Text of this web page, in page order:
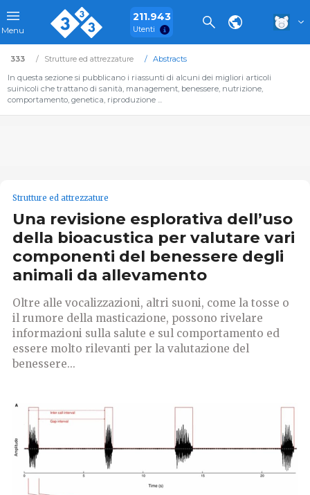
Menu
211.943
Utenti
333 Strutture ed attrezzature
Abstracts
In questa sezione si pubblicano i riassunti di alcuni dei migliori articoli
suinicoli che trattano di sanità, management, benessere, nutrizione,
comportamento, genetica, riproduzione ...
Strutture ed attrezzature
Una revisione esplorativa dell’uso
della bioacustica per valutare vari
componenti del benessere degli
animali da allevamento
Oltre alle vocalizzazioni, altri suoni, come la tosse o
il rumore della masticazione, possono rivelare
informazioni sulla salute e sul comportamento ed
essere molto rilevanti per la valutazione del
benessere...